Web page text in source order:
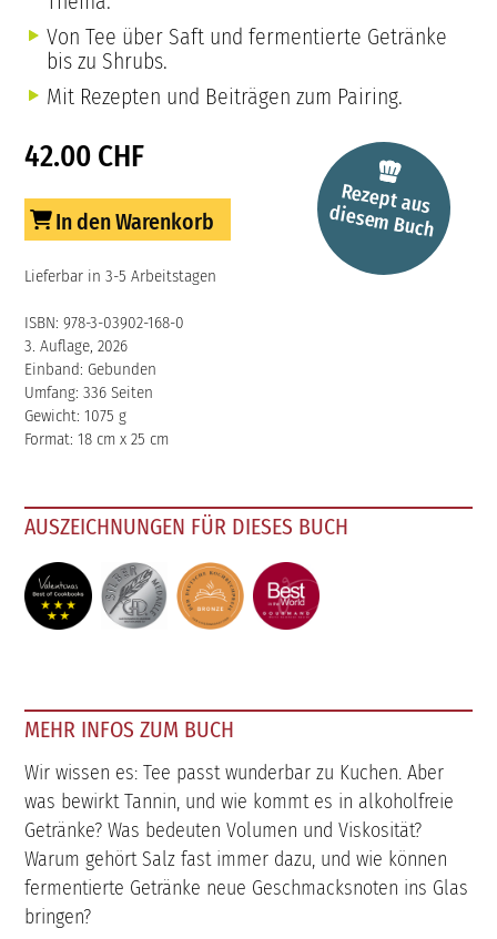
Von Tee über Saft und fermentierte Getränke
bis zu Shrubs.
Mit Rezepten und Beiträgen zum Pairing.
Rezept aus
diesem
Buch
42.00 CHF
In den Warenkorb
Lieferbar in 3-5 Arbeitstagen
ISBN: 978-3-03902-168-0
3. Auflage, 2026
Einband: Gebunden
Umfang: 336 Seiten
Gewicht: 1075 g
Format: 18 cm x 25 cm
AUSZEICHNUNGEN FÜR DIESES BUCH
MEHR INFOS ZUM BUCH
Wir wissen es: Tee passt wunderbar zu Kuchen. Aber
was bewirkt Tannin, und wie kommt es in alkoholfreie
Getränke? Was bedeuten Volumen und Viskosität?
Warum gehört Salz fast immer dazu, und wie können
fermentierte Getränke neue Geschmacksnoten ins Glas
bringen?